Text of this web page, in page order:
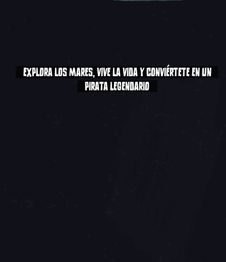
EXPLORA LOS MARES, VIVE LA VIDA Y CONVIÉRTETE EN UN
PIRATA LEGENDARIO